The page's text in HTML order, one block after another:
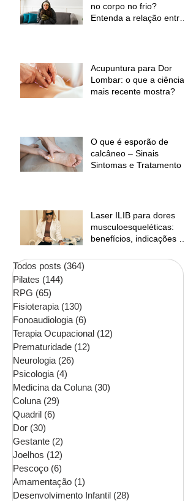
no corpo no frio?
Entenda a relação entre
Acupuntura para Dor
Lombar: o que a ciência
mais recente mostra?
O que é esporão de
calcâneo – Sinais
Sintomas e Tratamento
Laser ILIB para dores
musculoesqueléticas:
benefícios, indicações e
Todos posts (364)
Pilates (144)
RPG (65)
Fisioterapia (130)
Fonoaudiologia (6)
Terapia Ocupacional (12)
Prematuridade (12)
Neurologia (26)
Psicologia (4)
Medicina da Coluna (30)
Coluna (29)
Quadril (6)
Dor (30)
Gestante (2)
Joelhos (12)
Pescoço (6)
Amamentação (1)
Desenvolvimento Infantil (28)